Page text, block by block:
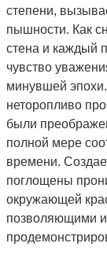
степени,
пышности. Как
стена и каждый
чувство
минувшей
неторопливо
были
полной мере
времени.
поглощены
окружающей
позволяющими